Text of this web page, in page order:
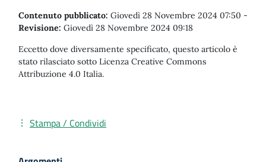
Contenuto pubblicato: Giovedì 28 Novembre 2024 07:50 -
Revisione: Giovedì 28 Novembre 2024 09:18
Eccetto dove diversamente specificato, questo articolo è
stato rilasciato sotto Licenza Creative Commons
Attribuzione 4.0 Italia.
Stampa / Condividi